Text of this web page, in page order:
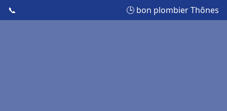
📞 🕒 bon plombier Thônes